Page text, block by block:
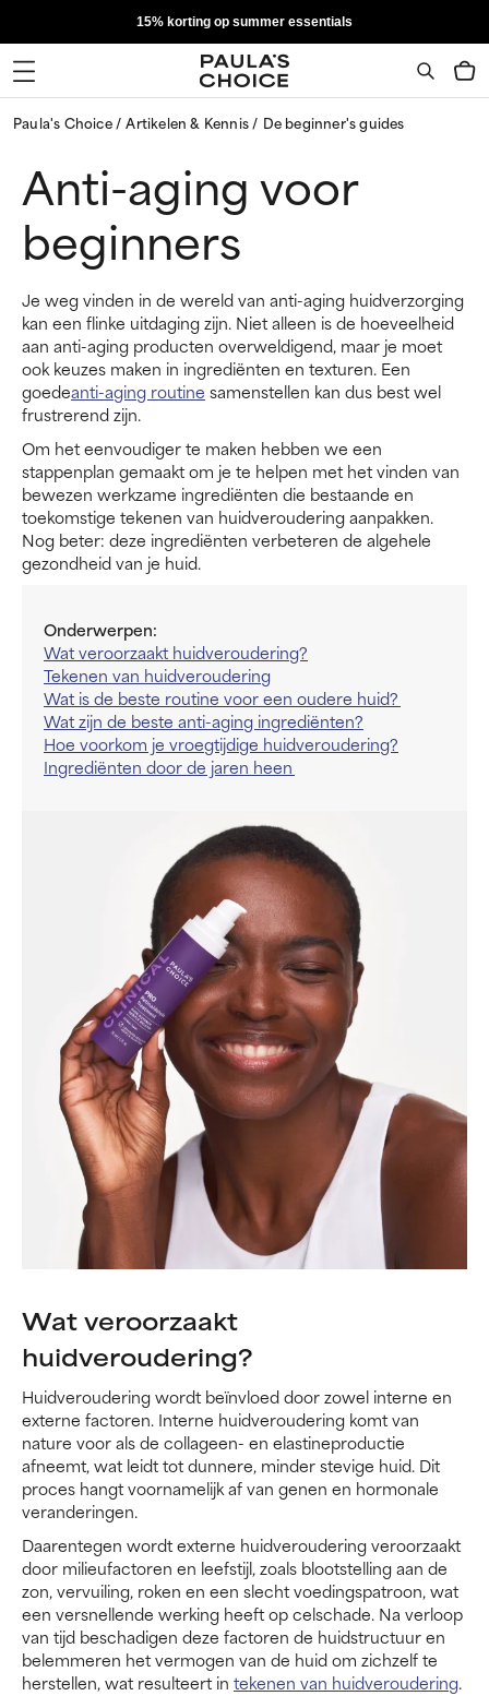
15% korting op summer essentials
Paula's Choice Artikelen & Kennis De beginner's guides
Anti-aging voor
beginners
Je weg vinden in de wereld van anti-aging huidverzorging
kan een flinke uitdaging zijn. Niet alleen is de hoeveelheid
aan anti-aging producten overweldigend, maar je moet
ook keuzes maken in ingrediënten en texturen. Een
goedeanti-aging routine samenstellen kan dus best wel
frustrerend zijn.
Om het eenvoudiger te maken hebben we een
stappenplan gemaakt om je te helpen met het vinden van
bewezen werkzame ingrediënten die bestaande en
toekomstige tekenen van huidveroudering aanpakken.
Nog beter: deze ingrediënten verbeteren de algehele
gezondheid van je huid.
Onderwerpen:
Wat veroorzaakt huidveroudering?
Tekenen van huidveroudering
Wat is de beste routine voor een oudere huid?
Wat zijn de beste anti-aging ingrediënten?
Hoe voorkom je vroegtijdige huidveroudering?
Ingrediënten door de jaren heen
Wat veroorzaakt
huidveroudering?
Huidveroudering wordt beïnvloed door zowel interne en
externe factoren. Interne huidveroudering komt van
nature voor als de collageen- en elastineproductie
afneemt, wat leidt tot dunnere, minder stevige huid. Dit
proces hangt voornamelijk af van genen en hormonale
veranderingen.
Daarentegen wordt externe huidveroudering veroorzaakt
door milieufactoren en leefstijl, zoals blootstelling aan de
zon, vervuiling, roken en een slecht voedingspatroon, wat
een versnellende werking heeft op celschade. Na verloop
van tijd beschadigen deze factoren de huidstructuur en
belemmeren het vermogen van de huid om zichzelf te
herstellen, wat resulteert in tekenen van huidveroudering.